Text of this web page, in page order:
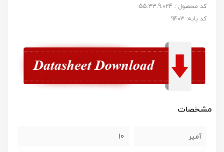
کد محصول : 55.33.9.024
کد پایه: 9403
مشخصات
آمپر 10